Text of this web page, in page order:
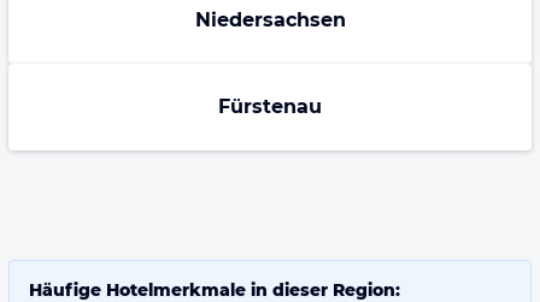
Niedersachsen
Fürstenau
Häufige Hotelmerkmale in dieser Region: